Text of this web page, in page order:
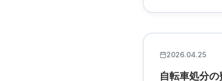
2026.04.25
自転車処分